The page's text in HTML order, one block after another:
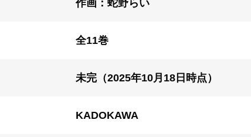
作画：蛇野らい
全11巻
未完（2025年10月18日時点）
KADOKAWA